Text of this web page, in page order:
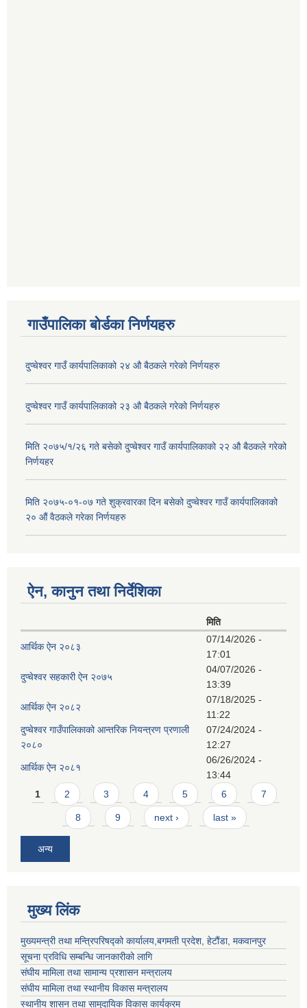
गाउँपालिका बोर्डका निर्णयहरु
दुप्चेश्वर गाउँ कार्यपालिकाको २४ औ बैठकले गरेको निर्णयहरु
दुप्चेश्वर गाउँ कार्यपालिकाको २३ औ बैठकले गरेको निर्णयहरु
मिति २०७५/१/२६ गते बसेको दुप्चेश्वर गाउँ कार्यपालिकाको २२ औ बैठकले गरेको
निर्णयहर
मिति २०७५-०१-०७ गते शुक्रवारका दिन बसेको दुप्चेश्वर गाउँ कार्यपालिकाको
२० औं वैठकले गरेका निर्णयहरु
ऐन, कानुन तथा निर्देशिका
मिति
आर्थिक ऐन २०८३
07/14/2026 -
17:01
दुप्चेश्वर सहकारी ऐन २०७५
04/07/2026 -
13:39
आर्थिक ऐन २०८२
07/18/2025 -
11:22
दुप्चेश्वर गाउँपालिकाको आन्तरिक नियन्त्रण प्रणाली
२०८०
07/24/2024 -
12:27
आर्थिक ऐन २०८१
06/26/2024 -
13:44
Pages
1 2 3 4 5 6 7
8 9 next › last »
अन्य
मुख्य लिंक
मुख्यमन्त्री तथा मन्त्रिपरिषद्को कार्यालय,बगमती प्रदेश, हेटौंडा, मकवानपुर
सूचना प्रविधि सम्बन्धि जानकारीको लागि
संघीय मामिला तथा सामान्य प्रशासन मन्त्रालय
संघीय मामिला तथा स्थानीय विकास मन्त्रालय
स्थानीय शासन तथा सामुदायिक विकास कार्यक्रम